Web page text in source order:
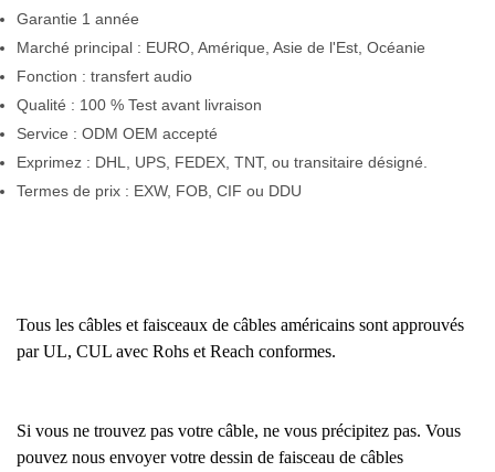
Garantie 1 année
Marché principal : EURO, Amérique, Asie de l'Est, Océanie
Fonction : transfert audio
Qualité : 100 % Test avant livraison
Service : ODM OEM accepté
Exprimez : DHL, UPS, FEDEX, TNT, ou transitaire désigné.
Termes de prix : EXW, FOB, CIF ou DDU
Tous les câbles et faisceaux de câbles américains sont approuvés
par UL, CUL avec Rohs et Reach conformes.
Si vous ne trouvez pas votre câble, ne vous précipitez pas. Vous
pouvez nous envoyer votre dessin de faisceau de câbles